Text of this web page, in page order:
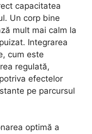
capacitatea
Un corp bine
mult mai calm la
Integrarea
cum este
regulată,
efectelor
pe parcursul
optimă a